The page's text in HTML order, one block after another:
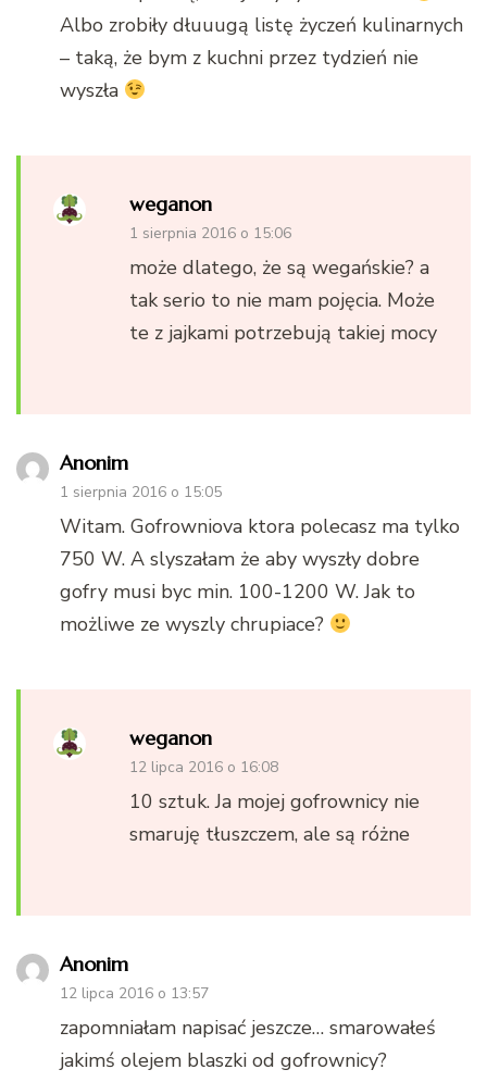
Albo zrobiły dłuuugą listę życzeń kulinarnych
– taką, że bym z kuchni przez tydzień nie
wyszła
weganon
1 sierpnia 2016 o 15:06
może dlatego, że są wegańskie? a
tak serio to nie mam pojęcia. Może
te z jajkami potrzebują takiej mocy
Anonim
1 sierpnia 2016 o 15:05
Witam. Gofrowniova ktora polecasz ma tylko
750 W. A slyszałam że aby wyszły dobre
gofry musi byc min. 100-1200 W. Jak to
możliwe ze wyszly chrupiace?
weganon
12 lipca 2016 o 16:08
10 sztuk. Ja mojej gofrownicy nie
smaruję tłuszczem, ale są różne
Anonim
12 lipca 2016 o 13:57
zapomniałam napisać jeszcze… smarowałeś
jakimś olejem blaszki od gofrownicy?